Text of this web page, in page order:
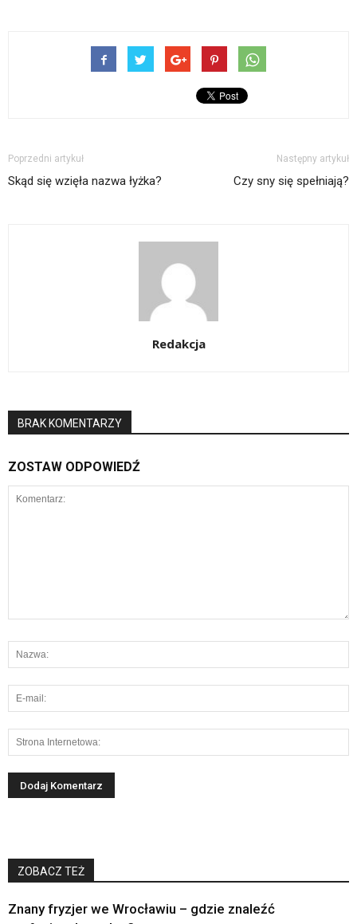
Poprzedni artykuł
Skąd się wzięła nazwa łyżka?
Następny artykuł
Czy sny się spełniają?
Redakcja
BRAK KOMENTARZY
ZOSTAW ODPOWIEDŹ
ZOBACZ TEŻ
Znany fryzjer we Wrocławiu – gdzie znaleźć